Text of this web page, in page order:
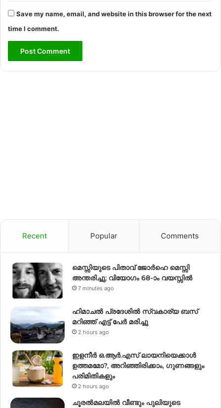
Save my name, email, and website in this browser for the next
time I comment.
Recent Popular Comments
മെസ്സിയുടെ പിതാവ് ജോർഹെ മെസ്സി
അന്തരിച്ചു; വിയോഗം 68-ാം വയസ്സിൽ
7 minutes ago
ഹിമാചല്‍ പ്രദേശില്‍ സ്വകാര്യ ബസ്
മറിഞ്ഞ് എട്ട് പേര്‍ മരിച്ചു
2 hours ago
ഇളനീർ ഒ.ആർ.എസ് ലായനിയെക്കാൾ
ഉത്തമമോ?, അറിഞ്ഞിരിക്കാം, ഗുണങ്ങളും
പരിമിതികളും
2 hours ago
ചൂരൽമലയിൽ വീണ്ടും പുലിയുടെ